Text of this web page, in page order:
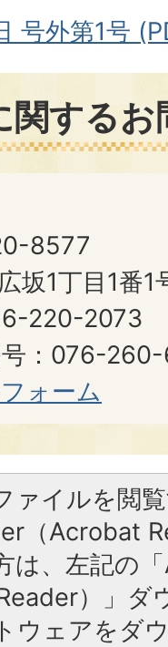
号外第1号
関する
8577
坂1丁目1番1
220-2073
：076-
ォーム
ァイルを閲
（Acrobat
は、左記の
）」ダ
ウェアをダ